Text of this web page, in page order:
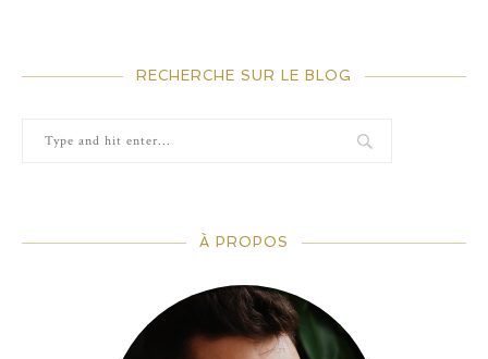
RECHERCHE SUR LE BLOG
À PROPOS